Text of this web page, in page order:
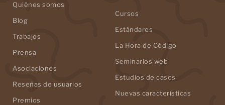
Quiénes somos
Blog
Trabajos
Prensa
Asociaciones
Reseñas de usuarios
Premios
Cursos
Estándares
La Hora de Código
Seminarios web
Estudios de casos
Nuevas características